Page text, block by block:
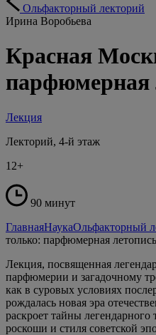
Ольфакторный лекторий
Ирина Воробьева
Красная
парфюмерная
Лекция
Лекторий, 4-й этаж
12+
90 минут
ГлавнаяНаукаОльфакторный
только: парфюмерная
Лекция, посвященная
парфюмерии и загадочному
как в суровых условиях
рождалась новая эра
раскроет тайны
роскоши и стиля советской